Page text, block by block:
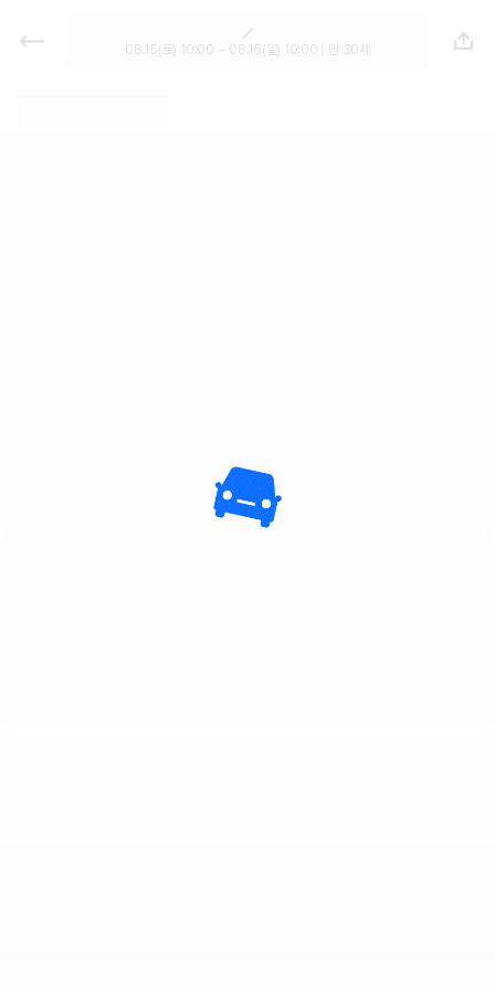
렌트카 추천 | 최저가 한눈에 비교 렌
터카 카모아08.15(토) 10:00 ~ 08.16(일) 10:00 | 만 30세